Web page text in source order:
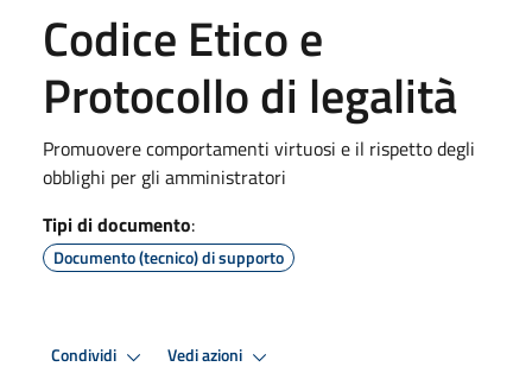
Codice Etico e
Protocollo di legalità
Promuovere comportamenti virtuosi e il rispetto degli
obblighi per gli amministratori
Tipi di documento:
Documento (tecnico) di supporto
Condividi Vedi azioni